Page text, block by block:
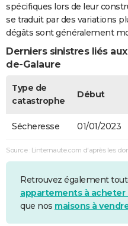
spécifiques lors de leur
se traduit par des variations
dégâts sont généralement
Derniers sinistres liés
de-Galaure
Type de
catastrophe
Début
Sécheresse 01/01/2023
Source : Linternaute.com d'après les
Retrouvez également
appartements à acheter
que nos maisons à